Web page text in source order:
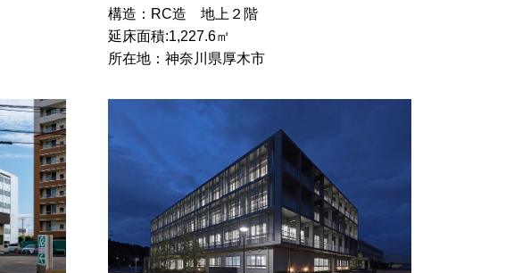
構造：RC造 地上２階
延床面積:1,227.6㎡
所在地：神奈川県厚木市